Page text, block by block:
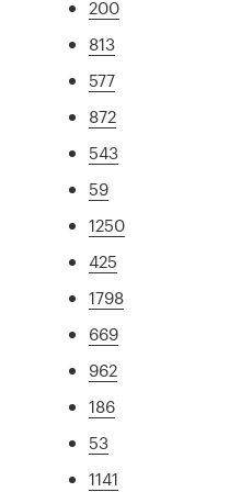
200
813
577
872
543
59
1250
425
1798
669
962
186
53
1141